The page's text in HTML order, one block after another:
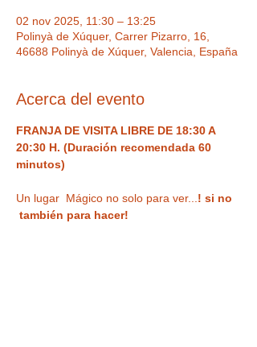
02 nov 2025, 11:30 – 13:25
Polinyà de Xúquer, Carrer Pizarro, 16,
46688 Polinyà de Xúquer, Valencia, España
Acerca del evento
FRANJA DE VISITA LIBRE DE 18:30 A
20:30 H. (Duración recomendada 60
minutos)
Un lugar  Mágico no solo para ver... ! si no
también para hacer!